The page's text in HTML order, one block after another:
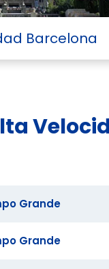
Barcelona
Grande
Grande